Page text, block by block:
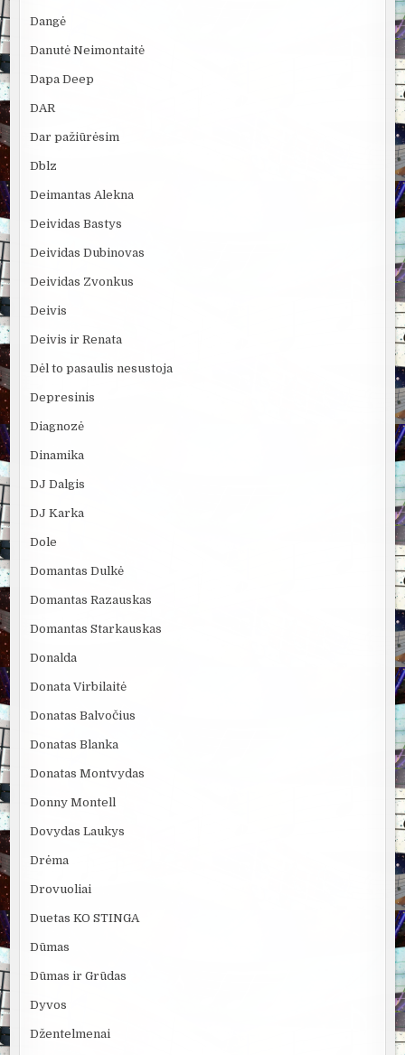
Dangė
Danutė Neimontaitė
Dapa Deep
DAR
Dar pažiūrėsim
Dblz
Deimantas Alekna
Deividas Bastys
Deividas Dubinovas
Deividas Zvonkus
Deivis
Deivis ir Renata
Dėl to pasaulis nesustoja
Depresinis
Diagnozė
Dinamika
DJ Dalgis
DJ Karka
Dole
Domantas Dulkė
Domantas Razauskas
Domantas Starkauskas
Donalda
Donata Virbilaitė
Donatas Balvočius
Donatas Blanka
Donatas Montvydas
Donny Montell
Dovydas Laukys
Drėma
Drovuoliai
Duetas KO STINGA
Dūmas
Dūmas ir Grūdas
Dyvos
Džentelmenai